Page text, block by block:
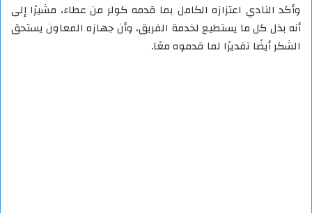
وأكد النادي اعتزازه الكامل بما قدمه كولر من عطاء، مشيرًا إلى
أنه بذل كل ما يستطيع لخدمة الفريق، وأن جهازه المعاون يستحق
الشكر أيضًا تقديرًا لما قدموه معًا.